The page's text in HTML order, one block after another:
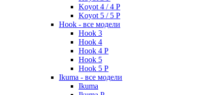
Koyot 4 / 4 P
Koyot 5 / 5 P
Hook - все модели
Hook 3
Hook 4
Hook 4 P
Hook 5
Hook 5 P
Ikuma - все модели
Ikuma